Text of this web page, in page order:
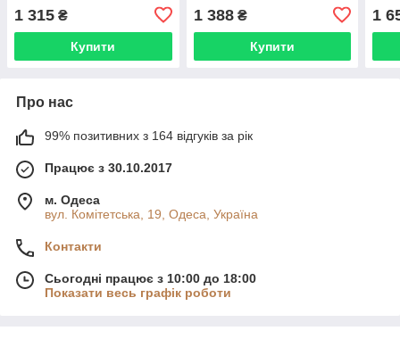
1 315 ₴
Купити
1 388₴
Купити
арт.
1
Про нас
99% позитивних з 164 відгуків за рік
Працює з 30.10.2017
м. Одеса
вул. Комітетська, 19, Одеса, Україна
Контакти
Сьогодні працює з 10:00 до 18:00
Показати весь графік роботи